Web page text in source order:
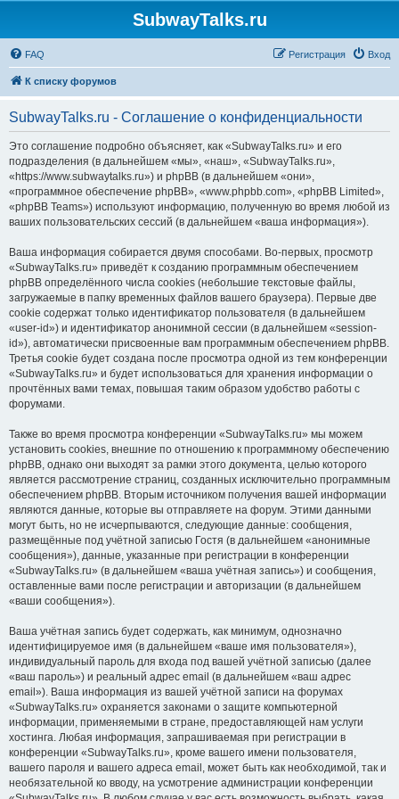
SubwayTalks.ru
FAQ Вход
Регистрация
К списку форумов
SubwayTalks.ru - Соглашение о конфиденциальности
Это соглашение подробно объясняет, как «SubwayTalks.ru» и его
подразделения (в дальнейшем «мы», «наш», «SubwayTalks.ru»,
«https://www.subwaytalks.ru») и phpBB (в дальнейшем «они»,
«программное обеспечение phpBB», «www.phpbb.com», «phpBB Limited»,
«phpBB Teams») используют информацию, полученную во время любой из
ваших пользовательских сессий (в дальнейшем «ваша информация»).
Ваша информация собирается двумя способами. Во-первых, просмотр
«SubwayTalks.ru» приведёт к созданию программным обеспечением
phpBB определённого числа cookies (небольшие текстовые файлы,
загружаемые в папку временных файлов вашего браузера). Первые две
cookie содержат только идентификатор пользователя (в дальнейшем
«user-id») и идентификатор анонимной сессии (в дальнейшем «session-
id»), автоматически присвоенные вам программным обеспечением phpBB.
Третья cookie будет создана после просмотра одной из тем конференции
«SubwayTalks.ru» и будет использоваться для хранения информации о
прочтённых вами темах, повышая таким образом удобство работы с
форумами.
Также во время просмотра конференции «SubwayTalks.ru» мы можем
установить cookies, внешние по отношению к программному обеспечению
phpBB, однако они выходят за рамки этого документа, целью которого
является рассмотрение страниц, созданных исключительно программным
обеспечением phpBB. Вторым источником получения вашей информации
являются данные, которые вы отправляете на форум. Этими данными
могут быть, но не исчерпываются, следующие данные: сообщения,
размещённые под учётной записью Гостя (в дальнейшем «анонимные
сообщения»), данные, указанные при регистрации в конференции
«SubwayTalks.ru» (в дальнейшем «ваша учётная запись») и сообщения,
оставленные вами после регистрации и авторизации (в дальнейшем
«ваши сообщения»).
Ваша учётная запись будет содержать, как минимум, однозначно
идентифицируемое имя (в дальнейшем «ваше имя пользователя»),
индивидуальный пароль для входа под вашей учётной записью (далее
«ваш пароль») и реальный адрес email (в дальнейшем «ваш адрес
email»). Ваша информация из вашей учётной записи на форумах
«SubwayTalks.ru» охраняется законами о защите компьютерной
информации, применяемыми в стране, предоставляющей нам услуги
хостинга. Любая информация, запрашиваемая при регистрации в
конференции «SubwayTalks.ru», кроме вашего имени пользователя,
вашего пароля и вашего адреса email, может быть как необходимой, так и
необязательной ко вводу, на усмотрение администрации конференции